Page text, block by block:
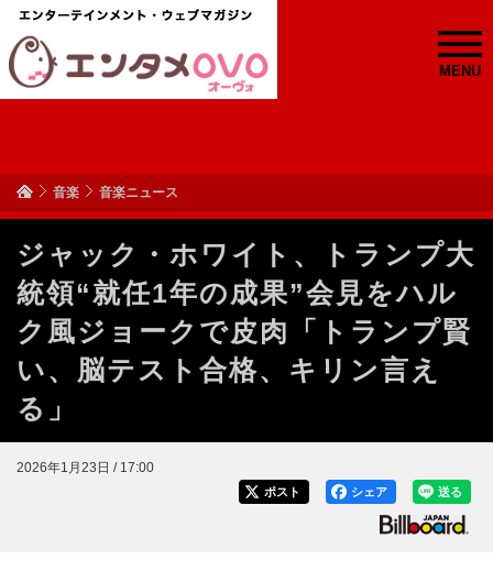
MENU
音楽 音楽ニュース
ジャック・ホワイト、トランプ大
統領“就任1年の成果”会見をハル
ク風ジョークで皮肉「トランプ賢
い、脳テスト合格、キリン言え
る」
2026年1月23日 / 17:00
送る
シェア
ポスト